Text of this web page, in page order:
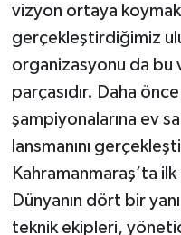
vizyon ortaya
gerçekleştirdiğimiz
organizasyonu da bu
parçasıdır. Daha
şampiyonalarına ev
lansmanını
Kahramanmaraş’ta
Dünyanın dört bir
teknik ekipleri,